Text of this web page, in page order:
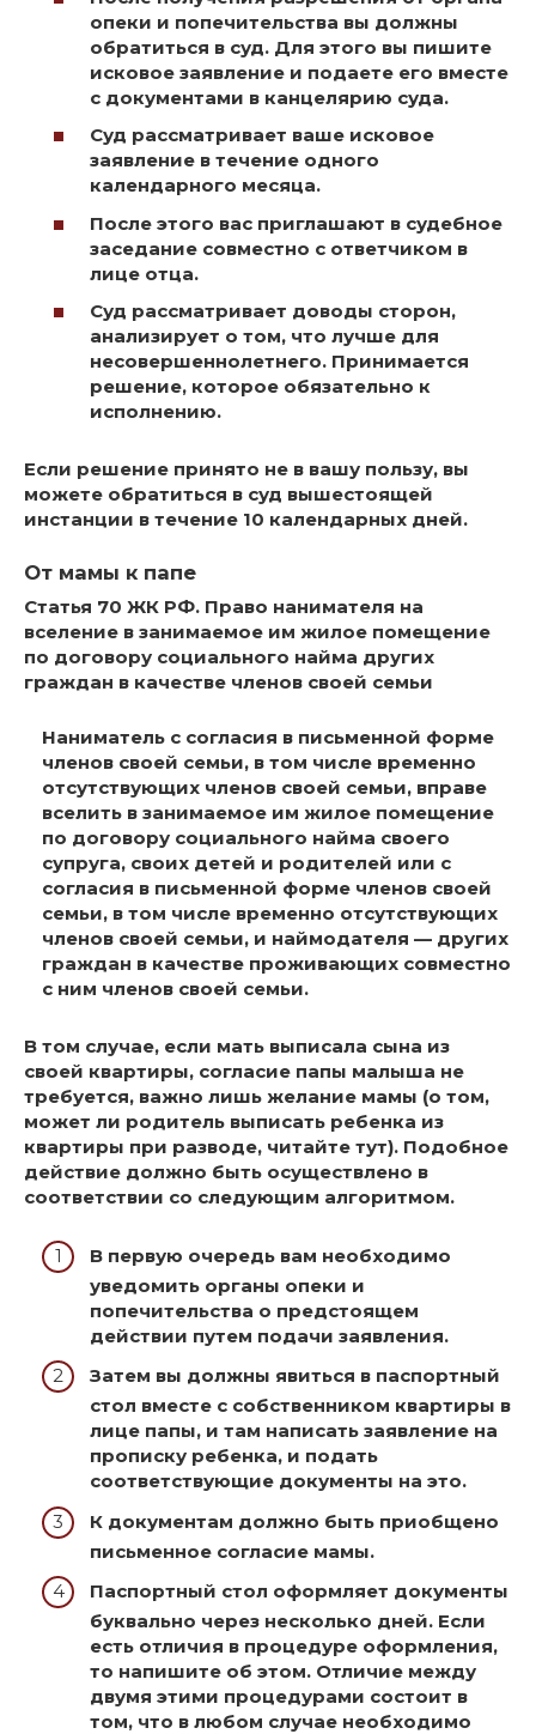
опеки и попечительства вы должны
обратиться в суд. Для этого вы пишите
исковое заявление и подаете его вместе
с документами в канцелярию суда.
Суд рассматривает ваше исковое
заявление в течение одного
календарного месяца.
После этого вас приглашают в судебное
заседание совместно с ответчиком в
лице отца.
Суд рассматривает доводы сторон,
анализирует о том, что лучше для
несовершеннолетнего. Принимается
решение, которое обязательно к
исполнению.
Если решение принято не в вашу пользу, вы
можете обратиться в суд вышестоящей
инстанции в течение 10 календарных дней.
От мамы к папе
Статья 70 ЖК РФ. Право нанимателя на
вселение в занимаемое им жилое помещение
по договору социального найма других
граждан в качестве членов своей семьи
Наниматель с согласия в письменной форме
членов своей семьи, в том числе временно
отсутствующих членов своей семьи, вправе
вселить в занимаемое им жилое помещение
по договору социального найма своего
супруга, своих детей и родителей или с
согласия в письменной форме членов своей
семьи, в том числе временно отсутствующих
членов своей семьи, и наймодателя — других
граждан в качестве проживающих совместно
с ним членов своей семьи.
В том случае, если мать выписала сына из
своей квартиры, согласие папы малыша не
требуется, важно лишь желание мамы (о том,
может ли родитель выписать ребенка из
квартиры при разводе, читайте тут). Подобное
действие должно быть осуществлено в
соответствии со следующим алгоритмом.
В первую очередь вам необходимо
уведомить органы опеки и
попечительства о предстоящем
действии путем подачи заявления.
Затем вы должны явиться в паспортный
стол вместе с собственником квартиры в
лице папы, и там написать заявление на
прописку ребенка, и подать
соответствующие документы на это.
К документам должно быть приобщено
письменное согласие мамы.
Паспортный стол оформляет документы
буквально через несколько дней. Если
есть отличия в процедуре оформления,
то напишите об этом. Отличие между
двумя этими процедурами состоит в
том, что в любом случае необходимо